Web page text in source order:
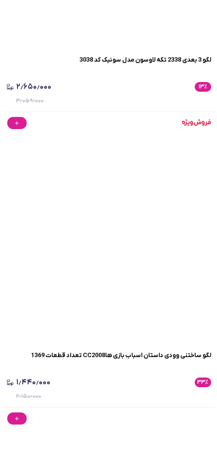
لگو 3 بعدی 2338 تکه لاوسون مدل سونیک کد 3038
۱۳٪ ۲٫۶۵۰٫۰۰۰
۳٫۰۵۹٫۰۰۰
لگو ساختنی وودی داستان اسباب بازی هاCC2008 تعداد قطعات 1369
۳۳٪ ۱٫۴۴۰٫۰۰۰
۲٫۱۵۰٫۰۰۰